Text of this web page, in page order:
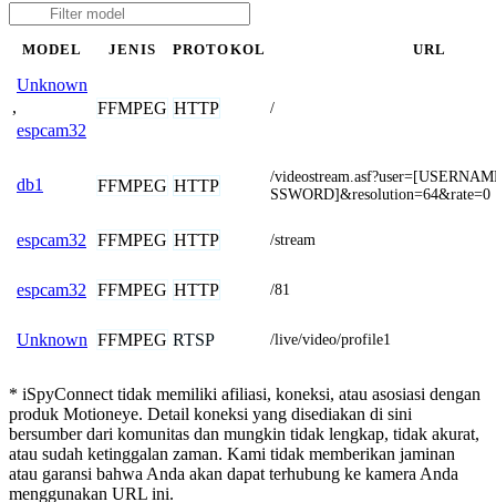
MODEL JENIS PROTOKOL URL
Unknown
,
espcam32
FFMPEG HTTP /
db1 FFMPEG HTTP
/
SSWORD]&resolution=64&rate=0
espcam32 FFMPEG HTTP /stream
espcam32 FFMPEG HTTP /81
Unknown FFMPEG RTSP /live/video/profile1
* iSpyConnect tidak memiliki afiliasi, koneksi, atau asosiasi dengan
produk Motioneye. Detail koneksi yang disediakan di sini
bersumber dari komunitas dan mungkin tidak lengkap, tidak akurat,
atau sudah ketinggalan zaman. Kami tidak memberikan jaminan
atau garansi bahwa Anda akan dapat terhubung ke kamera Anda
menggunakan URL ini.